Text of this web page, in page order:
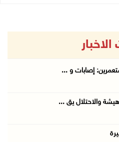
إصابات و ...
والاحتلال يق ...